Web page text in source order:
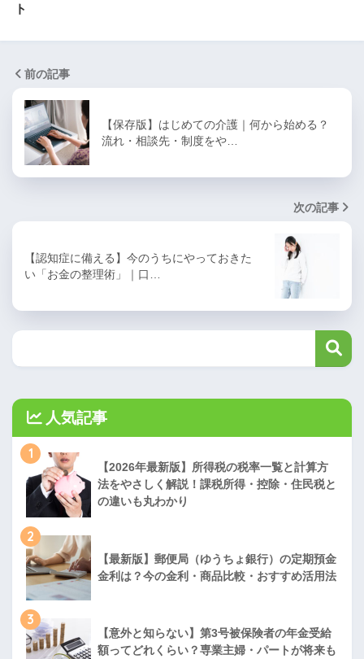
ト
前の記事
【保存版】はじめての介護｜何から始める？
流れ・相談先・制度をや…
次の記事
【認知症に備える】今のうちにやっておきた
い「お金の整理術」｜口…
人気記事
1
【2026年最新版】所得税の税率一覧と計算方
法をやさしく解説！課税所得・控除・住民税と
の違いも丸わかり
2
【最新版】郵便局（ゆうちょ銀行）の定期預金
金利は？今の金利・商品比較・おすすめ活用法
3
【意外と知らない】第3号被保険者の年金受給
額ってどれくらい？専業主婦・パートが将来も